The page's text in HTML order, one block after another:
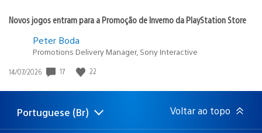
Novos jogos entram para a Promoção de Inverno da PlayStation Store
Peter Boda
Promotions Delivery Manager, Sony Interactive
Data
publicação:
14/07/2026 17 22
Selecione
uma
Região
atual:
Portuguese (Br) Voltar ao topo